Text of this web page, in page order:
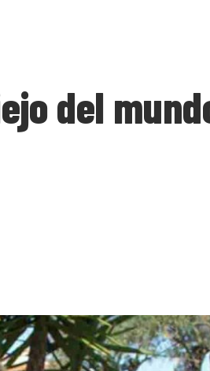
del